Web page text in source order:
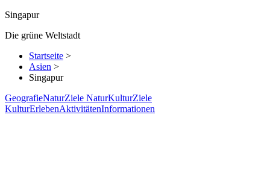
Singapur
Die grüne Weltstadt
Startseite >
Asien >
Singapur
GeografieNaturZiele NaturKulturZiele
KulturErlebenAktivitätenInformationen